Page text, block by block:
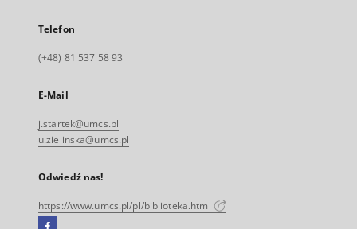
Telefon
(+48) 81 537 58 93
E-Mail
j.startek@umcs.pl
u.zielinska@umcs.pl
Odwiedź nas!
https://www.umcs.pl/pl/biblioteka.htm
Facebook